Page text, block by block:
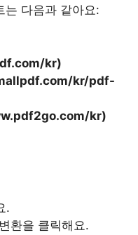
는 다음과 같아요:
kr)
kr/pdf-
kr)
.
환을 클릭해요.